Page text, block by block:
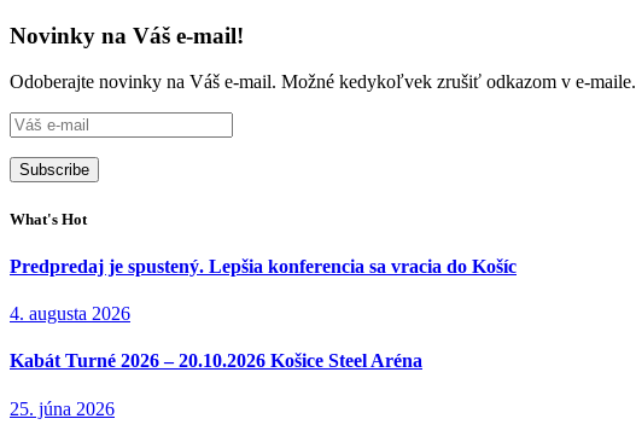
Novinky na Váš e-mail!
Odoberajte novinky na Váš e-mail. Možné kedykoľvek zrušiť odkazom v e-maile.
What's Hot
Predpredaj je spustený. Lepšia konferencia sa vracia do Košíc
4. augusta 2026
Kabát Turné 2026 – 20.10.2026 Košice Steel Aréna
25. júna 2026